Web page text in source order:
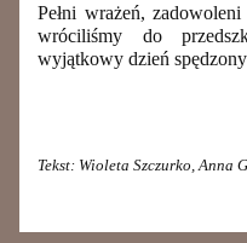
Pełni wrażeń,
wróciliśmy do
wyjątkowy dzień
Tekst: Wioleta Szczurko, Anna